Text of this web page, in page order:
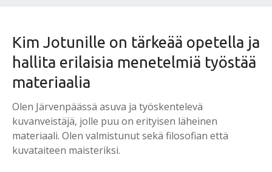
Kim Jotunille on tärkeää opetella ja
hallita erilaisia menetelmiä työstää
materiaalia
Olen Järvenpäässä asuva ja työskentelevä
kuvanveistäjä, jolle puu on erityisen läheinen
materiaali. Olen valmistunut sekä filosofian että
kuvataiteen maisteriksi.